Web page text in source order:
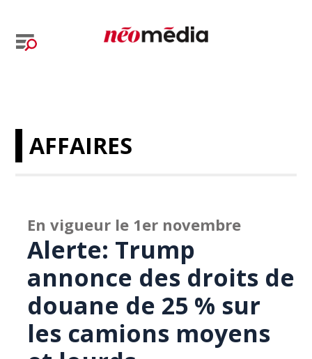
AFFAIRES
En vigueur le 1er novembre
Alerte: Trump
annonce des droits de
douane de 25 % sur
les camions moyens